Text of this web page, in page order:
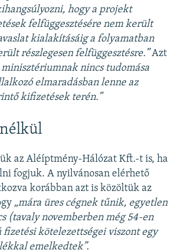
hogy a projekt
felfüggesztésére nem került
kialakításáig a folyamatban
részlegesen felfüggesztésre.”Azt
minisztériumnak nincs tudomása
elmaradásban lenne az
kifizetések terén.”
az Aléíptmény-Hálózat Kft.-t is, ha
fogjuk. A nyilvánosan elérhető
korábban azt is közöltük az
„mára üres cégnek tűnik, egyetlen
(tavaly novemberben még 54-en
kötelezettségei viszont egy
emelkedtek”.